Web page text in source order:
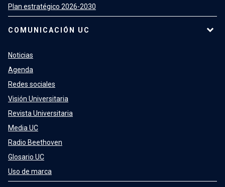
Plan estratégico 2026-2030
COMUNICACIÓN UC
Noticias
Agenda
Redes sociales
Visión Universitaria
Revista Universitaria
Media UC
Radio Beethoven
Glosario UC
Uso de marca